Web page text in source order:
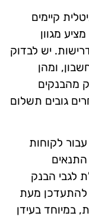
קיימים
מגוון
יש לבדוק
ומהן
מהבנקים
גובים תשלום
לקוחות
לגבי הבנק
להתעדכן מעת
במיוחד בעידן